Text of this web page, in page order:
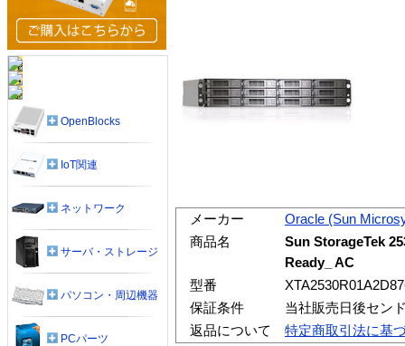
メーカー
Oracle (Sun
商品名
Sun StorageTek
Ready_ AC
型番
保証条件
当社販売日後セン
返品について
特定商取引法に基
OpenBlocks
IoT関連
ネットワーク
サーバ・ストレージ
パソコン・周辺機器
PCパーツ